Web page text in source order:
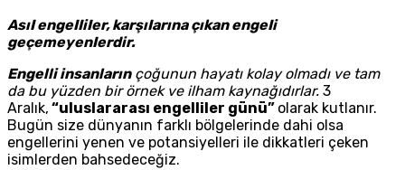
AsıI engeIIiIer, karşıIarına çıkan engeIi
geçemeyenIerdir.
Engelli insanlarınçoğunun hayatı kolay olmadı ve tam
da bu yüzden bir örnek ve ilham kaynağıdırlar. 3
Aralık, “uluslararası engelliler günü” olarak kutlanır.
Bugün size dünyanın farklı bölgelerinde dahi olsa
engellerini yenen ve potansiyelleri ile dikkatleri çeken
isimlerden bahsedeceğiz.